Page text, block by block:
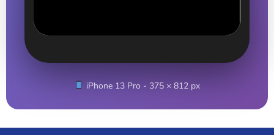
iPhone 13 Pro - 375 × 812 px